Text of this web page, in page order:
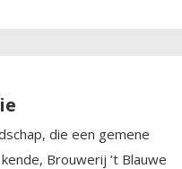
die een gemene
Brouwerij ’t Blauwe